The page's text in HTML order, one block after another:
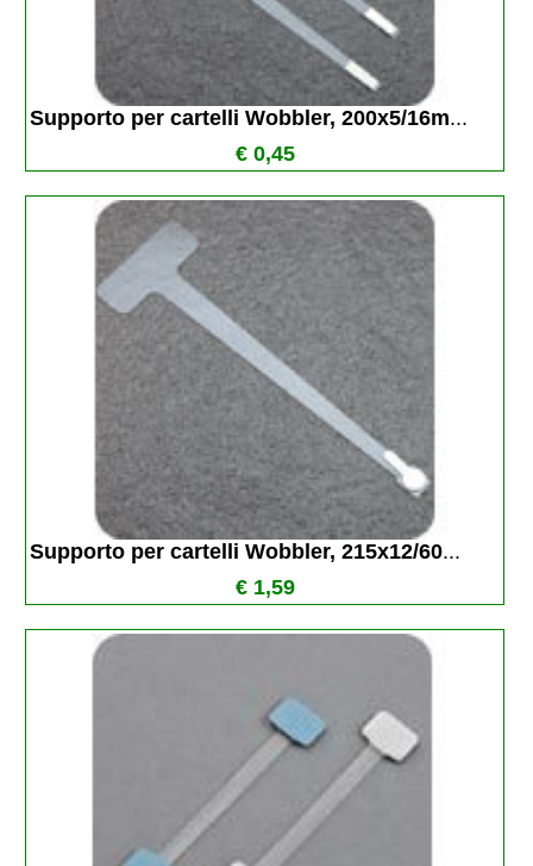
Supporto per cartelli Wobbler, 200x5/16m...
€ 0,45
Supporto per cartelli Wobbler, 215x12/60...
€ 1,59